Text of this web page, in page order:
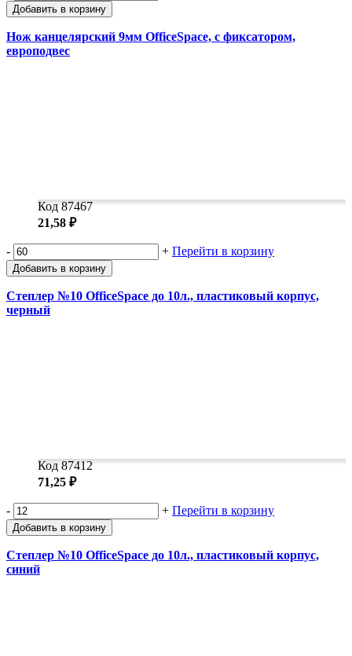
Добавить в корзину
Нож канцелярский 9мм OfficeSpace, с фиксатором,
европодвес
Код 87467
21,58 ₽
- + Перейти в корзину
Добавить в корзину
Степлер №10 OfficeSpace до 10л., пластиковый корпус,
черный
Код 87412
71,25 ₽
- + Перейти в корзину
Добавить в корзину
Степлер №10 OfficeSpace до 10л., пластиковый корпус,
синий